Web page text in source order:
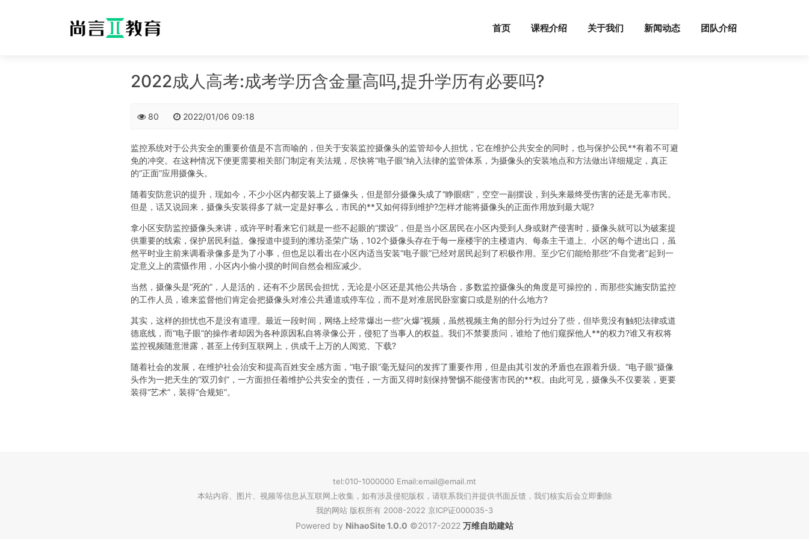
首页 课程介绍 关于我们 新闻动态 团队介绍
2022成人高考:成考学历含金量高吗,提升学历有必要吗?
80 2022/01/06 09:18
监控系统对于公共安全的重要价值是不言而喻的，但关于安装监控摄像头的监管却令人担忧，它在维护公共安全的同时，也与保护公民**有着不可避
免的冲突。在这种情况下便更需要相关部门制定有关法规，尽快将“电子眼”纳入法律的监管体系，为摄像头的安装地点和方法做出详细规定，真正
的“正面”应用摄像头。
随着安防意识的提升，现如今，不少小区内都安装上了摄像头，但是部分摄像头成了“睁眼瞎”，空空一副摆设，到头来最终受伤害的还是无辜市民。
但是，话又说回来，摄像头安装得多了就一定是好事么，市民的**又如何得到维护?怎样才能将摄像头的正面作用放到最大呢?
拿小区安防监控摄像头来讲，或许平时看来它们就是一些不起眼的“摆设”，但是当小区居民在小区内受到人身或财产侵害时，摄像头就可以为破案提
供重要的线索，保护居民利益。像报道中提到的潍坊圣荣广场，102个摄像头存在于每一座楼宇的主楼道内、每条主干道上、小区的每个进出口，虽
然平时业主前来调看录像多是为了小事，但也足以看出在小区内适当安装“电子眼”已经对居民起到了积极作用。至少它们能给那些“不自觉者”起到一
定意义上的震慑作用，小区内小偷小摸的时间自然会相应减少。
当然，摄像头是“死的”，人是活的，还有不少居民会担忧，无论是小区还是其他公共场合，多数监控摄像头的角度是可操控的，而那些实施安防监控
的工作人员，谁来监督他们肯定会把摄像头对准公共通道或停车位，而不是对准居民卧室窗口或是别的什么地方?
其实，这样的担忧也不是没有道理。最近一段时间，网络上经常爆出一些“火爆”视频，虽然视频主角的部分行为过分了些，但毕竟没有触犯法律或道
德底线，而“电子眼”的操作者却因为各种原因私自将录像公开，侵犯了当事人的权益。我们不禁要质问，谁给了他们窥探他人**的权力?谁又有权将
监控视频随意泄露，甚至上传到互联网上，供成千上万的人阅览、下载?
随着社会的发展，在维护社会治安和提高百姓安全感方面，“电子眼”毫无疑问的发挥了重要作用，但是由其引发的矛盾也在跟着升级。“电子眼”摄像
头作为一把天生的“双刃剑”，一方面担任着维护公共安全的责任，一方面又得时刻保持警惕不能侵害市民的**权。由此可见，摄像头不仅要装，更要
装得“艺术”，装得“合规矩”。
tel:010-1000000 Email:email@email.mt
本站内容、图片、视频等信息从互联网上收集，如有涉及侵犯版权，请联系我们并提供书面反馈，我们核实后会立即删除
我的网站 版权所有 2008-2022 京ICP证000035-3
Powered by NihaoSite 1.0.0 ©2017-2022 万维自助建站